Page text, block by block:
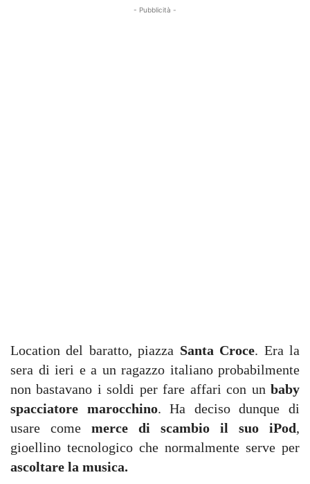
- Pubblicità -
Location del baratto, piazza Santa Croce. Era la
sera di ieri e a un ragazzo italiano probabilmente
non bastavano i soldi per fare affari con un baby
spacciatore marocchino. Ha deciso dunque di
usare come merce di scambio il suo iPod,
gioellino tecnologico che normalmente serve per
ascoltare la musica.